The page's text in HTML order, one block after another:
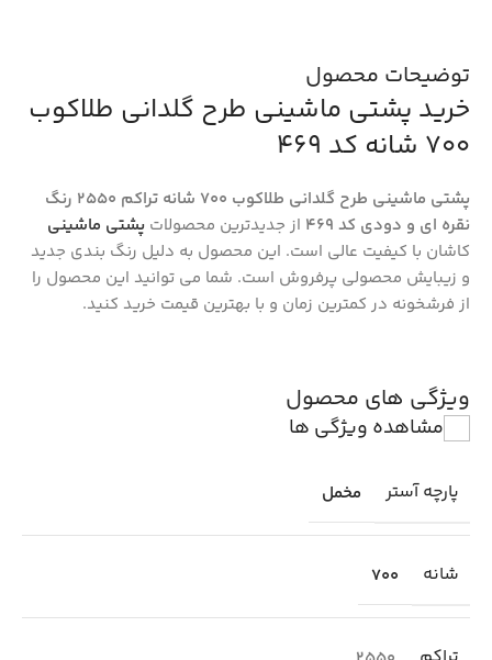
توضیحات محصول
خرید پشتی ماشینی طرح گلدانی طلاکوب
700 شانه کد 469
پشتی ماشینی طرح گلدانی طلاکوب 700 شانه تراکم 2550 رنگ
نقره ای و دودی کد 469
از جدیدترین محصولات پشتی ماشینی
کاشان با کیفیت عالی است. این محصول به دلیل رنگ بندی جدید
و زیبایش محصولی پرفروش است. شما می توانید این محصول را
از فرشخونه در کمترین زمان و با بهترین قیمت خرید کنید.
ویژگی های محصول
مشاهده ویژگی ها
پارچه آستر مخمل
شانه 700